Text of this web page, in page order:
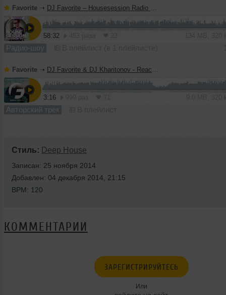
Favorite ➝ DJ Favorite – Housesession Radio Show #1021
58:32
Радио-шоу
Favorite ➝ DJ Favorite & DJ Kharitonov - Reach The Sky (Radio Edit)
3:16
Авторский трек
Стиль: Deep House
Записан: 25 ноября 2014
Добавлен: 04 декабря 2014, 21:15
BPM: 120
КОММЕНТАРИИ
ЗАРЕГИСТРИРУЙТЕСЬ
Или